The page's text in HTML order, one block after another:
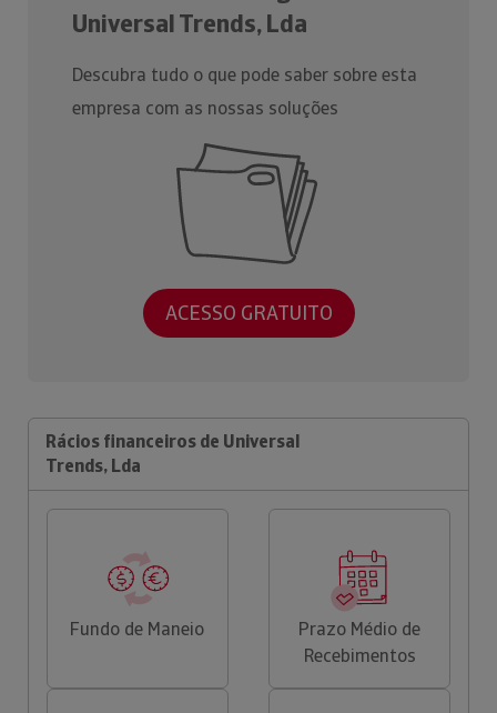
Universal Trends, Lda
Descubra tudo o que pode saber sobre esta
empresa com as nossas soluções
ACESSO GRATUITO
Rácios financeiros de Universal
Trends, Lda
Fundo de Maneio
Prazo Médio de
Recebimentos